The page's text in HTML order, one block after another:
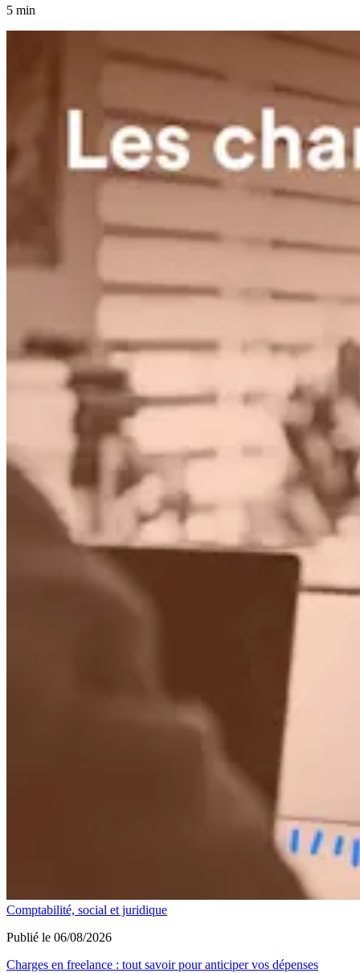
5 min
Comptabilité, social et juridique
Publié le 06/08/2026
Charges en freelance : tout savoir pour anticiper vos dépenses